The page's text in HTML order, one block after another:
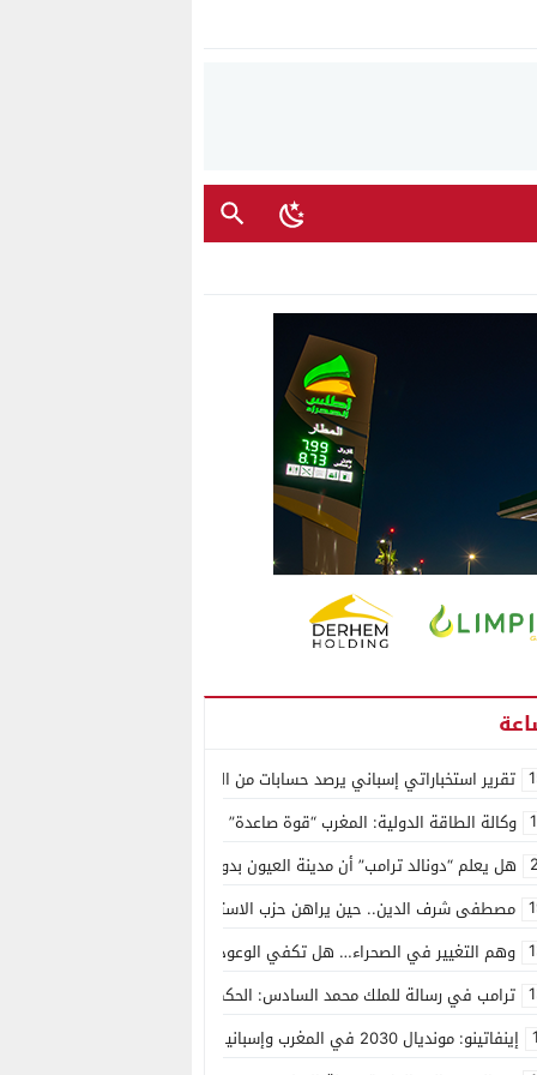
تقرير استخباراتي إسباني يرصد حسابات من الجزائر وأرقاما بـ”213+” ضمن حملة رقمية منظمة حرّضت على اقتحام سبتة
وكالة الطاقة الدولية: المغرب “قوة صاعدة” في سوق المعادن الاستراتيجية
هل يعلم “دونالد ترامب” أن مدينة العيون بدون ماء؟
مصطفى شرف الدين.. حين يراهن حزب الاستقلال على الكفاءة ويمنح الشباب
وهم التغيير في الصحراء… هل تكفي الوعود الفارغة لصناعة الواقع؟
ترامب في رسالة للملك محمد السادس: الحكم الذاتي هو الأساس الوحيد لحل
إينفاتينو: مونديال 2030 في المغرب وإسبانيا والبرتغال سيكون “الأجمل في التاريخ”